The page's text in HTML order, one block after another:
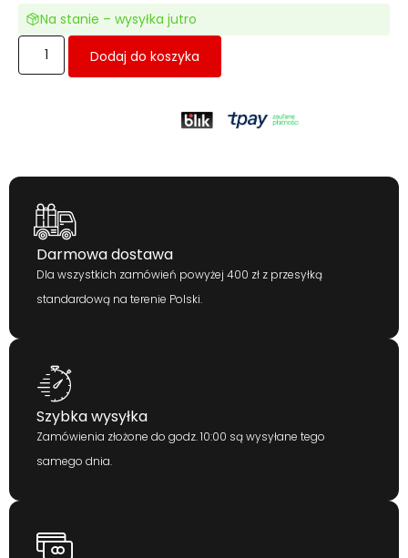
Na stanie – wysyłka jutro
Dodaj do koszyka
Darmowa dostawa
Dla wszystkich zamówień powyżej 400 zł z przesyłką
standardową na terenie Polski.
Szybka wysyłka
Zamówienia złożone do godz. 10:00 są wysyłane tego
samego dnia.